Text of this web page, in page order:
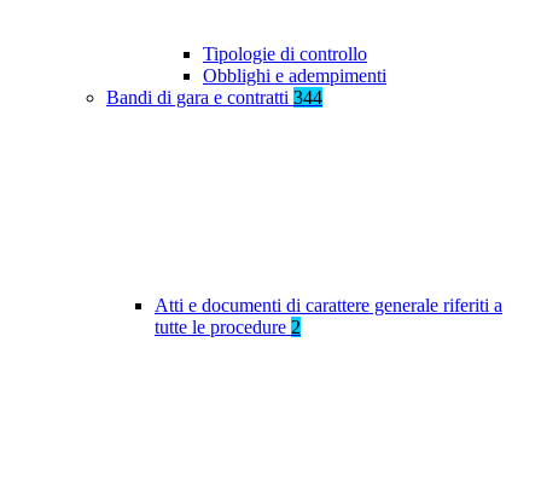
Tipologie di controllo
Obblighi e adempimenti
Bandi di gara e contratti 344
Atti e documenti di carattere generale riferiti a
tutte le procedure 2